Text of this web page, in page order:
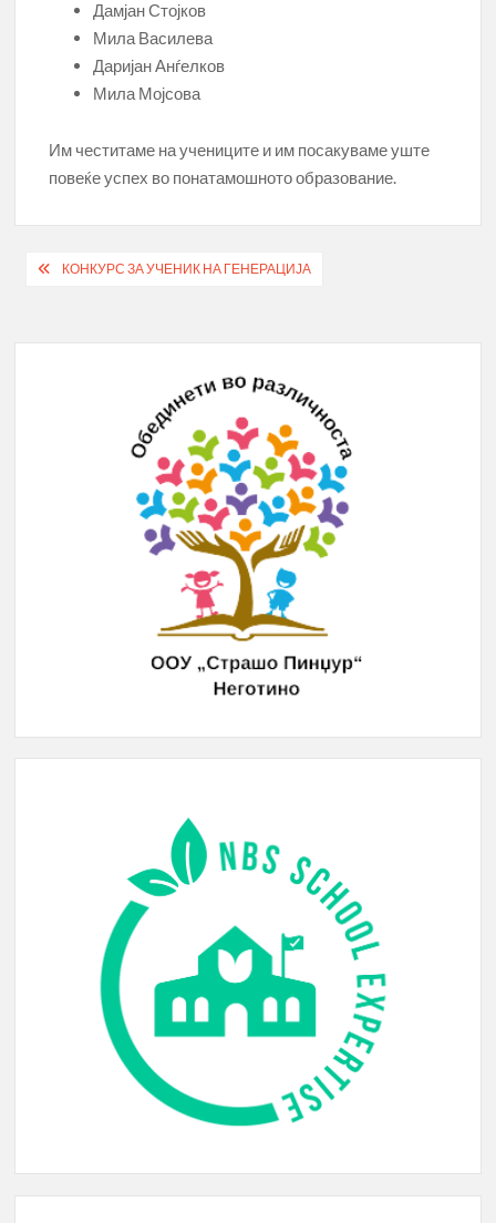
Дамјан Стојков
Мила Василева
Даријан Анѓелков
Мила Мојсова
Им честитаме на учениците и им посакуваме уште
повеќе успех во понатамошното образование.
PostКОНКУРС ЗА УЧЕНИК НА ГЕНЕРАЦИЈА